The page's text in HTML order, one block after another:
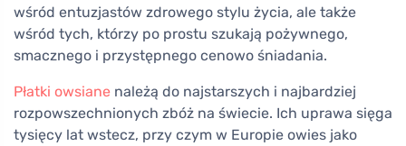
wśród entuzjastów zdrowego stylu życia, ale także
wśród tych, którzy po prostu szukają pożywnego,
smacznego i przystępnego cenowo śniadania.
Płatki owsiane należą do najstarszych i najbardziej
rozpowszechnionych zbóż na świecie. Ich uprawa sięga
tysięcy lat wstecz, przy czym w Europie owies jako